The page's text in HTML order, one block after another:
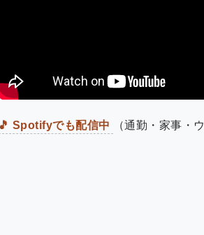
🎵 Spotifyでも配信中 （通勤・家事・